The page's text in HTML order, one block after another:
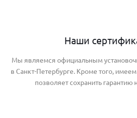
Наши
Мы являемся официальным
в Санкт-Петербурге. Кроме того,
позволяет сохранить гарантию